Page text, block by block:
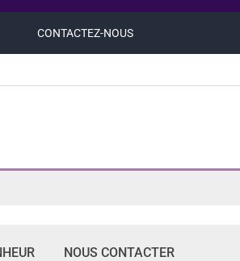
CONTACTEZ-NOUS
NOUS CONTACTER